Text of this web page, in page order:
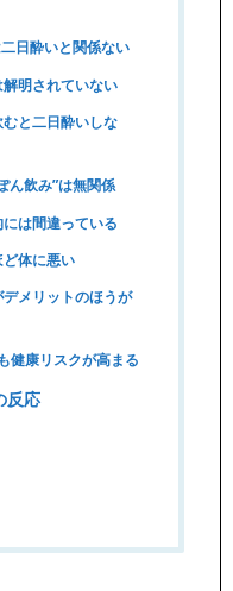
日酔いと関係ない
明されていない
と二日酔いしな
ん飲み”は無関係
は間違っている
体に悪い
メリットのほうが
健康リスクが高まる
反応